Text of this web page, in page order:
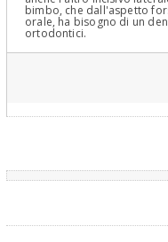
bimbo, che dall'aspetto
orale, ha bisogno di un
ortodontici.